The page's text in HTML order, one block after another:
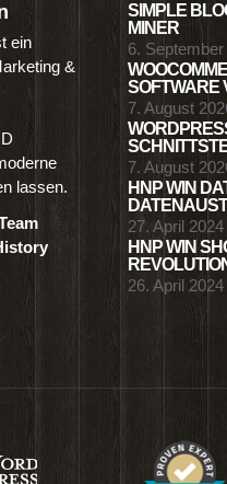
ein
&
lassen.
SIMPLE
MINER
6. September
SOFTWARE
7. August
7. August
HNP WIN
27. April 2024
HNP WIN
26. April 2024